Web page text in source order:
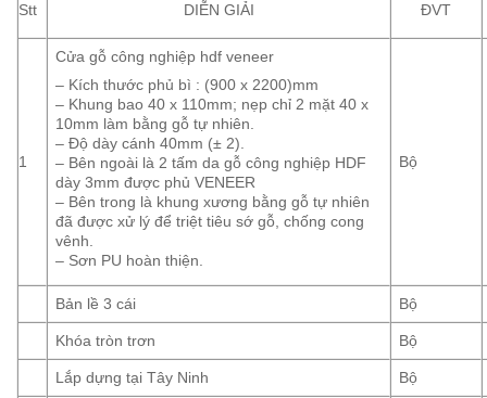
Stt DIỄN GIẢI ĐVT
1
Cửa gỗ công nghiệp hdf veneer
– Kích thước phủ bì : (900 x 2200)mm
– Khung bao 40 x 110mm; nẹp chỉ 2 mặt 40 x
10mm làm bằng gỗ tự nhiên.
– Độ dày cánh 40mm (± 2).
– Bên ngoài là 2 tấm da gỗ công nghiệp HDF
dày 3mm được phủ VENEER
– Bên trong là khung xương bằng gỗ tự nhiên
đã được xử lý để triệt tiêu sớ gỗ, chống cong
vênh.
– Sơn PU hoàn thiện.
Bộ
Bản lề 3 cái Bộ
Khóa tròn trơn Bộ
Lắp dựng tại Tây Ninh Bộ